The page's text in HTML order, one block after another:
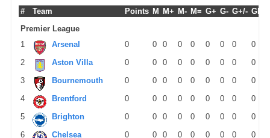
# Team Points M M+ M- M= G+ G- G+/- GPM
Premier League
1
Arsenal 0 0 0 0 0 0 0 0
0
2
Aston Villa 0 0 0 0 0 0 0 0
0
3
Bournemouth 0 0 0 0 0 0 0 0
0
4
Brentford 0 0 0 0 0 0 0 0
0
5
Brighton 0 0 0 0 0 0 0 0
0
6
Chelsea 0 0 0 0 0 0 0 0 0